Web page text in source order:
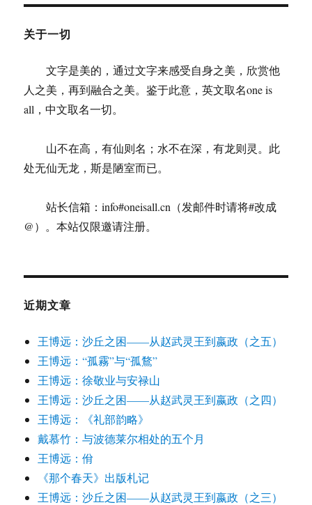
关于一切
文字是美的，通过文字来感受自身之美，欣赏他
人之美，再到融合之美。鉴于此意，英文取名one is
all，中文取名一切。
山不在高，有仙则名；水不在深，有龙则灵。此
处无仙无龙，斯是陋室而已。
站长信箱：info#oneisall.cn（发邮件时请将#改成
@）。本站仅限邀请注册。
近期文章
王博远：沙丘之困——从赵武灵王到嬴政（之五）
王博远：“孤霧”与“孤鶩”
王博远：徐敬业与安禄山
王博远：沙丘之困——从赵武灵王到嬴政（之四）
王博远：《礼部韵略》
戴慕竹：与波德莱尔相处的五个月
王博远：佾
《那个春天》出版札记
王博远：沙丘之困——从赵武灵王到嬴政（之三）